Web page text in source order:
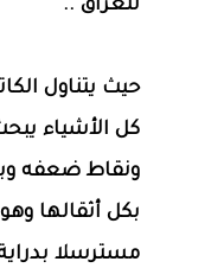
للعراق ..
حيث يتناول
كل الأشياء
ونقاط ضعفه
بكل أثقالها
مسترسلا